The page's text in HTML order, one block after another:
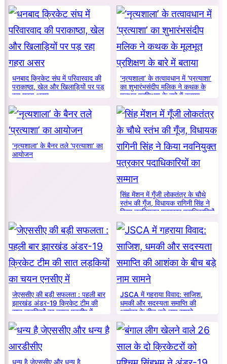
धनबाद क्रिकेट संघ में परिवारवाद की
पराकाष्ठा, खेल और खिलाड़ियों पर पड़
रहा गहरा असर
‘नृत्यशाला’ के तत्वावधान में ‘प्रत्याशा’
का शुभारंभसंदीप मलिक ने कथक के
मूलभूत प्रशिक्षण के बारे में बताया
‘नृत्यशाला’ के बैनर तले ‘प्रत्याशा’ का
आयोजन
सिंह मेंशन में गूँजी लोकतंत्र के चौथे
स्तंभ की गूँज, विधायक रागिनी सिंह ने
किया नवनियुक्त पत्रकार पदाधिकारियों
का सम्मान
जेएससीए की बड़ी सफलता : पहली बार
झारखंड अंडर-19 क्रिकेट टीम की
सात लड़कियों का चयन एनसीए में
JSCA में गहराया विवाद: साजिश,
धमकी और सदस्यता समाप्ति की
आशंका के बीच बड़े नाम सामने
धन्य है जेएससीए और धन्य है